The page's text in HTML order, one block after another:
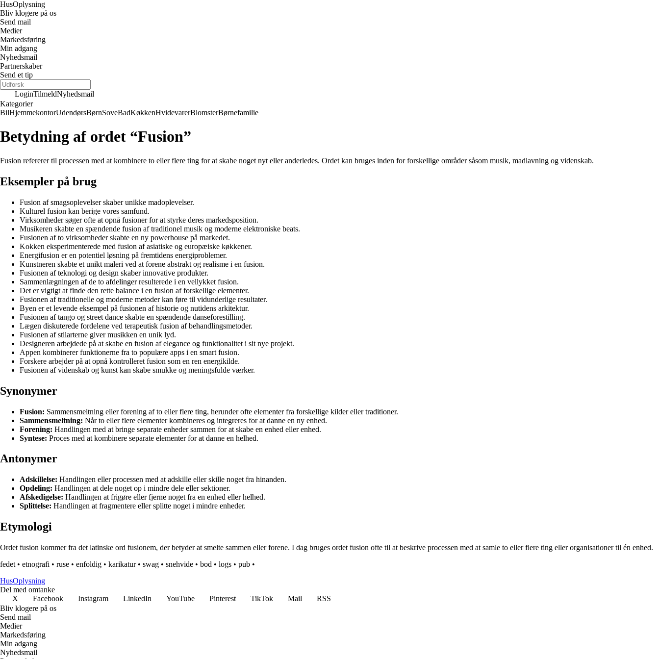
HusOplysning
Bliv klogere på os
Send mail
Medier
Markedsføring
Min adgang
Nyhedsmail
Partnerskaber
Send et tip
LoginTilmeldNyhedsmail
Kategorier
BilHjemmekontorUdendørsBørnSoveBadKøkkenHvidevarerBlomsterBørnefamilie
Betydning af ordet “Fusion”
Fusion refererer til processen med at kombinere to eller flere ting for at skabe noget nyt eller anderledes. Ordet kan bruges inden for forskellige områder såsom musik, madlavning og videnskab.
Eksempler på brug
Fusion af smagsoplevelser skaber unikke madoplevelser.
Kulturel fusion kan berige vores samfund.
Virksomheder søger ofte at opnå fusioner for at styrke deres markedsposition.
Musikeren skabte en spændende fusion af traditionel musik og moderne elektroniske beats.
Fusionen af to virksomheder skabte en ny powerhouse på markedet.
Kokken eksperimenterede med fusion af asiatiske og europæiske køkkener.
Energifusion er en potentiel løsning på fremtidens energiproblemer.
Kunstneren skabte et unikt maleri ved at forene abstrakt og realisme i en fusion.
Fusionen af teknologi og design skaber innovative produkter.
Sammenlægningen af de to afdelinger resulterede i en vellykket fusion.
Det er vigtigt at finde den rette balance i en fusion af forskellige elementer.
Fusionen af traditionelle og moderne metoder kan føre til vidunderlige resultater.
Byen er et levende eksempel på fusionen af historie og nutidens arkitektur.
Fusionen af tango og street dance skabte en spændende danseforestilling.
Lægen diskuterede fordelene ved terapeutisk fusion af behandlingsmetoder.
Fusionen af stilarterne giver musikken en unik lyd.
Designeren arbejdede på at skabe en fusion af elegance og funktionalitet i sit nye projekt.
Appen kombinerer funktionerne fra to populære apps i en smart fusion.
Forskere arbejder på at opnå kontrolleret fusion som en ren energikilde.
Fusionen af videnskab og kunst kan skabe smukke og meningsfulde værker.
Synonymer
Fusion: Sammensmeltning eller forening af to eller flere ting, herunder ofte elementer fra forskellige kilder eller traditioner.
Sammensmeltning: Når to eller flere elementer kombineres og integreres for at danne en ny enhed.
Forening: Handlingen med at bringe separate enheder sammen for at skabe en enhed eller enhed.
Syntese: Proces med at kombinere separate elementer for at danne en helhed.
Antonymer
Adskillelse: Handlingen eller processen med at adskille eller skille noget fra hinanden.
Opdeling: Handlingen at dele noget op i mindre dele eller sektioner.
Afskedigelse: Handlingen at frigøre eller fjerne noget fra en enhed eller helhed.
Splittelse: Handlingen at fragmentere eller splitte noget i mindre enheder.
Etymologi
Ordet fusion kommer fra det latinske ord fusionem, der betyder at smelte sammen eller forene. I dag bruges ordet fusion ofte til at beskrive processen med at samle to eller flere ting eller organisationer til én enhed.
fedet • etnografi • ruse • enfoldig • karikatur• swag • snehvide • bod • logs • pub •
HusOplysning
Del med omtanke
X
Facebook Instagram LinkedIn YouTube Pinterest TikTok Mail
RSS
Bliv klogere på os
Send mail
Medier
Markedsføring
Min adgang
Nyhedsmail